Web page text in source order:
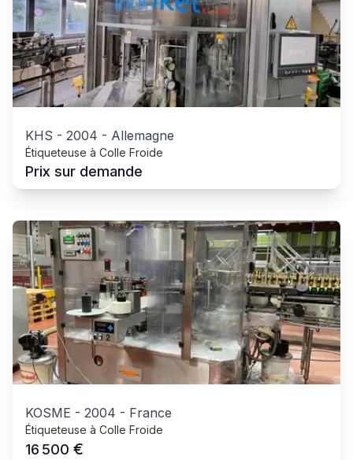
KHS - 2004 - Allemagne
Étiqueteuse à Colle Froide
Prix sur demande
KOSME - 2004 - France
Étiqueteuse à Colle Froide
16 500 €